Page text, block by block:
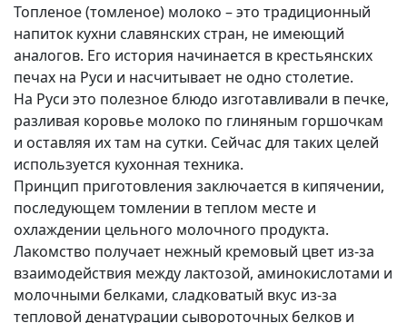
Топленое (томленое) молоко – это традиционный
напиток кухни славянских стран, не имеющий
аналогов. Его история начинается в крестьянских
печах на Руси и насчитывает не одно столетие.
На Руси это полезное блюдо изготавливали в печке,
разливая коровье молоко по глиняным горшочкам
и оставляя их там на сутки. Сейчас для таких целей
используется кухонная техника.
Принцип приготовления заключается в кипячении,
последующем томлении в теплом месте и
охлаждении цельного молочного продукта.
Лакомство получает нежный кремовый цвет из-за
взаимодействия между лактозой, аминокислотами и
молочными белками, сладковатый вкус из-за
тепловой денатурации сывороточных белков и